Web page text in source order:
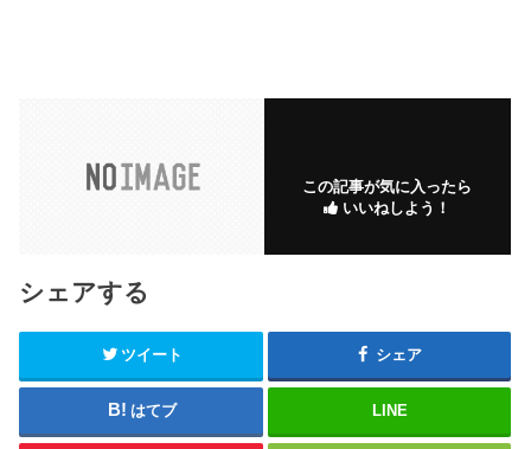
この記事が気に入ったら
いいねしよう！
シェアする
ツイート シェア
はてブ LINE